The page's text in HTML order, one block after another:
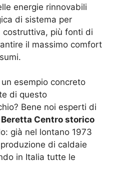
energie rinnovabili
di sistema per
costruttiva, più fonti di
il massimo comfort
esempio concreto
di questo
Bene noi esperti di
Centro storico
già nel lontano 1973
di caldaie
in Italia tutte le